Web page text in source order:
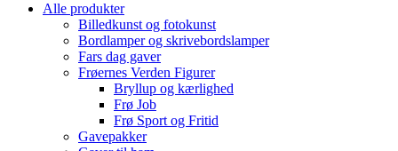
Alle produkter
Billedkunst og fotokunst
Bordlamper og skrivebordslamper
Fars dag gaver
Frøernes Verden Figurer
Bryllup og kærlighed
Frø Job
Frø Sport og Fritid
Gavepakker